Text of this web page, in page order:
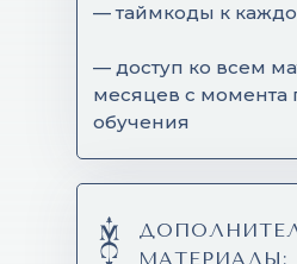
— таймкоды к
— доступ ко всем
месяцев с момента
обучения
МАТЕРИАЛЫ: